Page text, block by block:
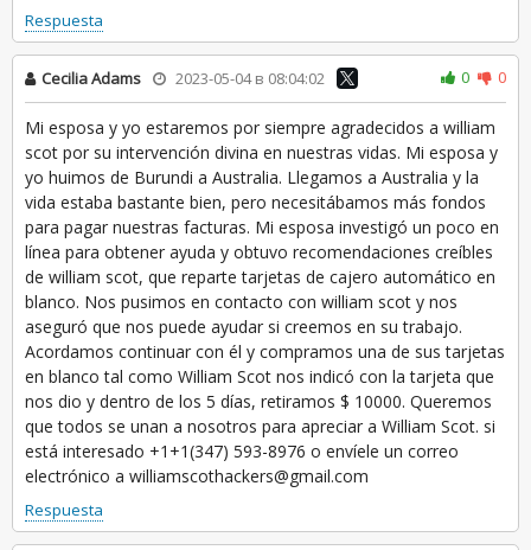
Respuesta
Cecilia Adams 2023-05-04 в 08:04:02 0 0
Mi esposa y yo estaremos por siempre agradecidos a william
scot por su intervención divina en nuestras vidas. Mi esposa y
yo huimos de Burundi a Australia. Llegamos a Australia y la
vida estaba bastante bien, pero necesitábamos más fondos
para pagar nuestras facturas. Mi esposa investigó un poco en
línea para obtener ayuda y obtuvo recomendaciones creíbles
de william scot, que reparte tarjetas de cajero automático en
blanco. Nos pusimos en contacto con william scot y nos
aseguró que nos puede ayudar si creemos en su trabajo.
Acordamos continuar con él y compramos una de sus tarjetas
en blanco tal como William Scot nos indicó con la tarjeta que
nos dio y dentro de los 5 días, retiramos $ 10000. Queremos
que todos se unan a nosotros para apreciar a William Scot. si
está interesado +1+1(347) 593-8976 o envíele un correo
electrónico a williamscothackers@gmail.com
Respuesta